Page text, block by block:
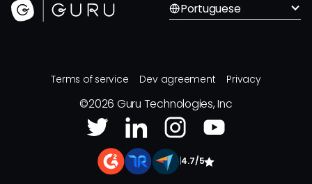
Portuguese
Terms of service Dev agreement Privacy
©2026 Guru Technologies, Inc
4.7/5